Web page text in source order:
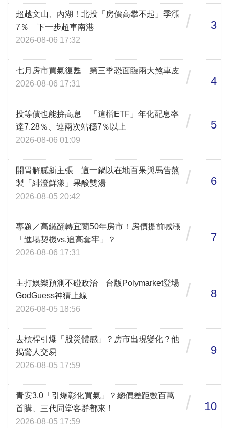
超越文山、內湖！北投「房價高攀不起」季漲
7％ 下一步超車南港
2026-08-06 17:32
/ 3
七月房市買氣復甦 第三季恐面臨兩大煞車皮
2026-08-06 17:31
/ 4
投等債也能拚高息 「這檔ETF」年化配息率
達7.28％、連兩次站穩7％以上
2026-08-06 01:09
/ 5
開胃解膩新主張 這一鍋以在地百果與馬告熬
製「緋澄鮮漾」果酸雙湯
2026-08-05 20:42
/ 6
專題／高鐵翻轉宜蘭50年房市！房價提前喊漲
「進場契機vs.追高套牢」？
2026-08-06 17:31
/ 7
主打娛樂預測不碰政治 台版Polymarket登場
GodGuess神猜上線
2026-08-05 18:56
/ 8
去槓桿引爆「股災體感」？房市出現變化？他
揭驚人交易
2026-08-05 17:59
/ 9
青安3.0「引爆彰化買氣」？總價差距數百萬
首購、三代同堂客群都來！
2026-08-05 17:59
/ 10